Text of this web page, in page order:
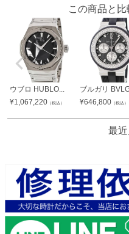
この商品と
ウブロ HUBLO...
¥1,067,220 （税込）
ブルガリ
¥646,800 （税込）
最